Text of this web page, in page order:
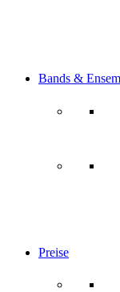
Bands &
Preise